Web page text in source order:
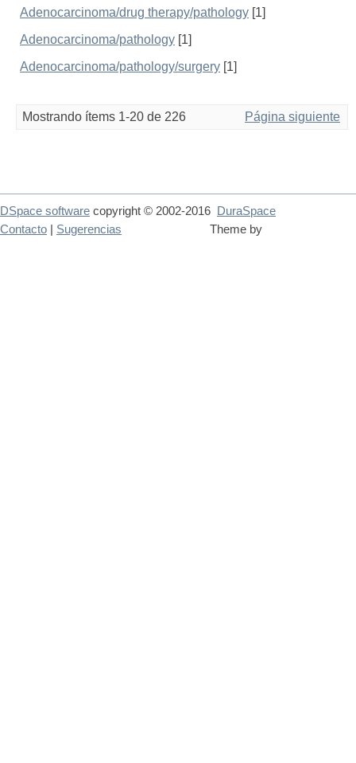
Adenocarcinoma/drug therapy/pathology [1]
Adenocarcinoma/pathology [1]
Adenocarcinoma/pathology/surgery [1]
Mostrando ítems 1-20 de 226 Página siguiente
DSpace software copyright © 2002-2016
DuraSpace
Theme by
Contacto Sugerencias